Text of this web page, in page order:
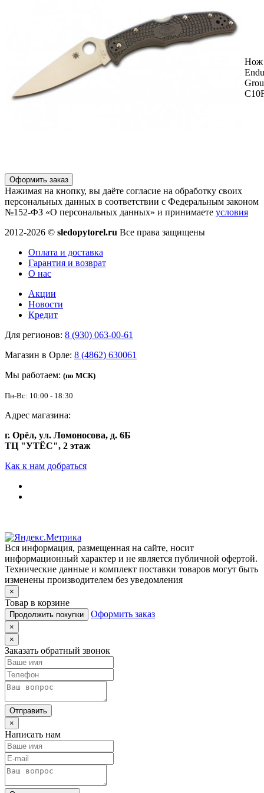
Нож
Оформить заказ
Нажимая на кнопку, вы даёте согласие на обработку своих
персональных данных в соответствии с Федеральным законом
№152-ФЗ «О персональных данных» и принимаете условия
2012-2026 © sledopytorel.ru Все права защищены
Оплата и доставка
Гарантия и возврат
О нас
Акции
Новости
Кредит
Для регионов: 8 (930) 063-00-61
Магазин в Орле: 8 (4862) 630061
Мы работаем: (по МСК)
Пн-Вс: 10:00 - 18:30
Адрес магазина:
г. Орёл, ул. Ломоносова, д. 6Б
ТЦ "УТЁС", 2 этаж
Как к нам добраться
Вся информация, размещенная на сайте, носит
информационный характер и не является публичной офертой.
Технические данные и комплект поставки товаров могут быть
изменены производителем без уведомления
×
Товар в корзине
Продолжить покупки Оформить заказ
×
×
Заказать обратный звонок
Отправить
×
Написать нам